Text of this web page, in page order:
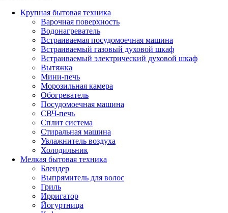
Крупная бытовая техника
Варочная поверхность
Водонагреватель
Встраиваемая посудомоечная машина
Встраиваемый газовый духовой шкаф
Встраиваемый электрический духовой шкаф
Вытяжка
Мини-печь
Морозильная камера
Обогреватель
Посудомоечная машина
СВЧ-печь
Сплит система
Стиральная машина
Увлажнитель воздуха
Холодильник
Мелкая бытовая техника
Блендер
Выпрямитель для волос
Гриль
Ирригатор
Йогуртница